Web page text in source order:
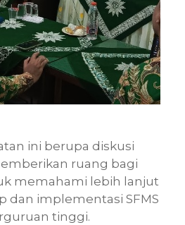
ini berupa diskusi
ruang bagi
memahami lebih lanjut
dan implementasi SFMS
tinggi.